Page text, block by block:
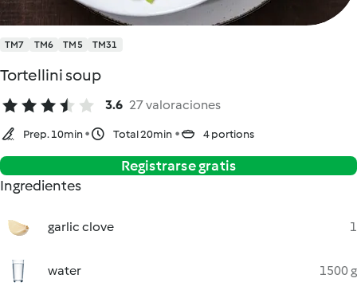
TM7 TM6 TM5 TM31
Tortellini soup
3.6 27 valoraciones
Prep. 10min Total 20min 4 portions
Registrarse gratis
Ingredientes
garlic clove 1
water 1500 g